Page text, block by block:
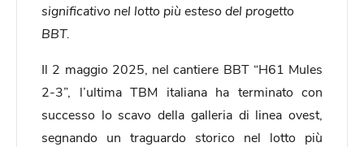
significativo nel lotto più esteso del progetto
BBT.
Il 2 maggio 2025, nel cantiere BBT “H61 Mules
2-3”, l’ultima TBM italiana ha terminato con
successo lo scavo della galleria di linea ovest,
segnando un traguardo storico nel lotto più